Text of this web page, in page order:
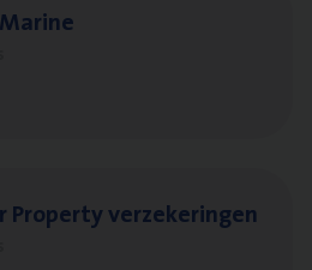
Pro­per­ty verzekeringen